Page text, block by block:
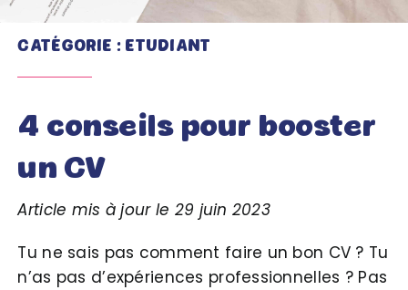
CATÉGORIE : ETUDIANT
4 conseils pour booster
un CV
Article mis à jour le 29 juin 2023
Tu ne sais pas comment faire un bon CV ? Tu
n’as pas d’expériences professionnelles ? Pas